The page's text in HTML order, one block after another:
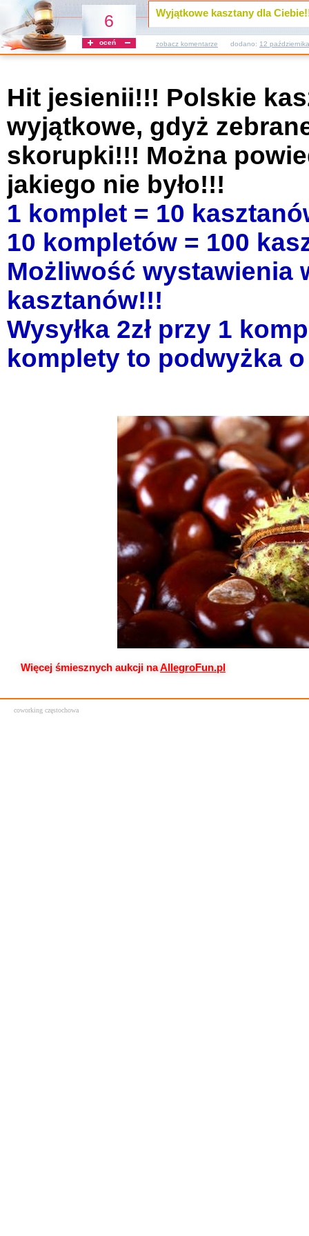
Hit jesienii!!! Polskie
wyjątkowe, gdyż
skorupki!!! Można
jakiego nie było!!!
1 komplet = 10
10 kompletów = 100
Możliwość wystawienia
kasztanów!!!
Wysyłka 2zł przy 1
komplety to podwyżka
Więcej śmiesznych aukcji naAllegroFun.pl
6
oceń
Wyjątkowe kasztany dla
zobacz komentarze dodano: 12
coworking częstochowa